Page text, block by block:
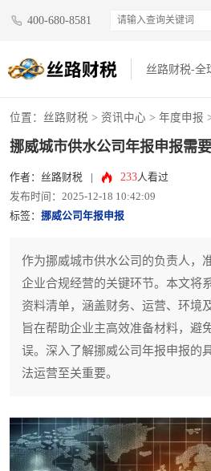
400-680-8581
丝路财税-全
位置： 丝路财税 > 资讯中心 > 年度申报
挪威城市供水公司年报申报需
作者：丝路财税 233人看过
发布时间：2025-12-18 10:42:09
标签： 挪威公司年报申报
作为挪威城市供水公司的负责人，
企业合规经营的关键环节。本文将
资料清单，涵盖财务、运营、环境
旨在帮助企业主高效准备材料，避
误。深入了解挪威公司年报申报的
法运营至关重要。